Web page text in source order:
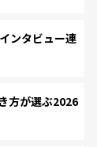
ンタビュー連
方が選ぶ2026